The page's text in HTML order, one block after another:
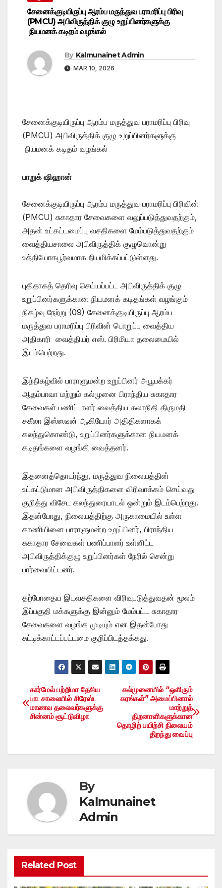
சேனைக்குடியிருப்பு ஆரம்ப மருத்துவ பராமரிப்பு பிரிவு
(PMCU) அபிவிருத்திக் குழு உறுப்பினர்களுக்கு
நியமனக் கடிதம் வழங்கல்
By Kalmunainet Admin
MAR 10, 2026
சேனைக்குடியிருப்பு ஆரம்ப மருத்துவ பராமரிப்பு பிரிவு
(PMCU) அபிவிருத்திக் குழு உறுப்பினர்களுக்கு
நியமனக் கடிதம் வழங்கல்
பாறுக் ஷிஹான்
சேனைக்குடியிருப்பு ஆரம்ப மருத்துவ பராமரிப்பு பிரிவின்
(PMCU) சுகாதார சேவைகளை வலுப்படுத்துவதற்கும்,
அதன் உட்கட்டமைப்பு வசதிகளை மேம்படுத்துவதற்கும்
வைத்தியசாலை அபிவிருத்திக் குழுவொன்று
உத்தியோகபூர்வமாக நியமிக்கப்பட்டுள்ளது.
புதிதாகத் தெரிவு செய்யப்பட்ட அபிவிருத்திக் குழு
உறுப்பினர்களுக்கான நியமனக் கடிதங்கள் வழங்கும்
நிகழ்வு நேற்று (09) சேனைக்குடியிருப்பு ஆரம்ப
மருத்துவ பராமரிப்பு பிரிவின் பொறுப்பு வைத்திய
அதிகாரி வைத்தியர் எஸ். பிரிமியா தலைமையில்
இடம்பெற்றது.
இந்நிகழ்வில் பாராளுமன்ற உறுப்பினர் அபூபக்கர்
ஆதம்பாவா மற்றும் கல்முனை பிராந்திய சுகாதார
சேவைகள் பணிப்பாளர் வைத்திய கலாநிதி திருமதி
சகீலா இஸ்ஸடீன் ஆகியோர் அதிதிகளாகக்
கலந்துகொண்டு, உறுப்பினர்களுக்கான நியமனக்
கடிதங்களை வழங்கி வைத்தனர்.
இதனைத்தொடர்ந்து, மருத்துவ நிலையத்தின்
உட்கட்டுமான அபிவிருத்திகளை விரிவாக்கம் செய்வது
குறித்து விசேட கலந்துரையாடல் ஒன்றும் இடம்பெற்றது.
இதன்போது, நிலையத்திற்கு அருகாமையில் உள்ள
காணியினை பாராளுமன்ற உறுப்பினர், பிராந்திய
சுகாதார சேவைகள் பணிப்பாளர் உள்ளிட்ட
அபிவிருத்திக்குழு உறுப்பினர்கள் நேரில் சென்று
பார்வையிட்டனர்.
தற்போதைய இடவசதிகளை விரிவுபடுத்துவதன் மூலம்
இப்பகுதி மக்களுக்கு இன்னும் மேம்பட்ட சுகாதார
சேவைகளை வழங்க முடியும் என இதன்போது
சுட்டிக்காட்டப்பட்டமை குறிப்பிடத்தக்கது.
Post
navigation
கல்முனையில் “ஒளிரும்
கரங்கள்” அமைப்பினால்
மாற்றுத்
திறனாளிகளுக்கான
தொழிற் பயிற்சி நிலையம்
திறந்து வைப்பு
கார்மேல் பற்றிமா தேசிய
பாடசாலையில் சிரேஸ்ட
மாணவ தலைவர்களுக்கு
சின்னம் சூட்டுவிழா
By
Kalmunainet
Admin
Related Post